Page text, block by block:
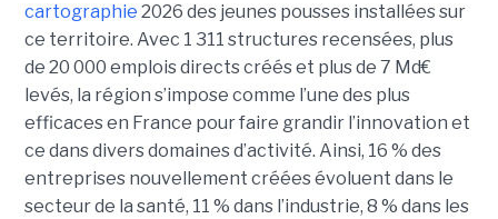
cartographie 2026 des jeunes pousses installées sur
ce territoire. Avec 1 311 structures recensées, plus
de 20 000 emplois directs créés et plus de 7 Md€
levés, la région s’impose comme l’une des plus
efficaces en France pour faire grandir l’innovation et
ce dans divers domaines d’activité. Ainsi, 16 % des
entreprises nouvellement créées évoluent dans le
secteur de la santé, 11 % dans l’industrie, 8 % dans les